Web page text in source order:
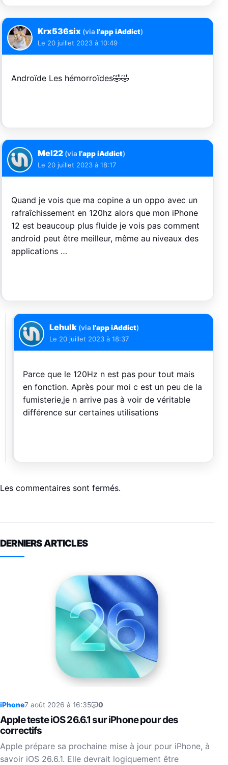
Krx536six (via l’app iAddict)
Le 20 juillet 2023 à 10:49
Androïde Les hémorroïdes🤣🤣
Mel22 (via l’app iAddict)
Le 20 juillet 2023 à 18:17
Quand je vois que ma copine a un oppo avec un
rafraîchissement en 120hz alors que mon iPhone
12 est beaucoup plus fluide je vois pas comment
android peut être meilleur, même au niveaux des
applications …
Lehulk (via l’app iAddict)
Le 20 juillet 2023 à 18:37
Parce que le 120Hz n est pas pour tout mais
en fonction. Après pour moi c est un peu de la
fumisterie,je n arrive pas à voir de véritable
différence sur certaines utilisations
Les commentaires sont fermés.
DERNIERS ARTICLES
iPhone7 août 2026 à 16:35 0
Apple teste iOS 26.6.1 sur iPhone pour des
correctifs
Apple prépare sa prochaine mise à jour pour iPhone, à
savoir iOS 26.6.1. Elle devrait logiquement être